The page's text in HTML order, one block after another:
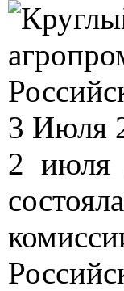
3 Июля
2 июля